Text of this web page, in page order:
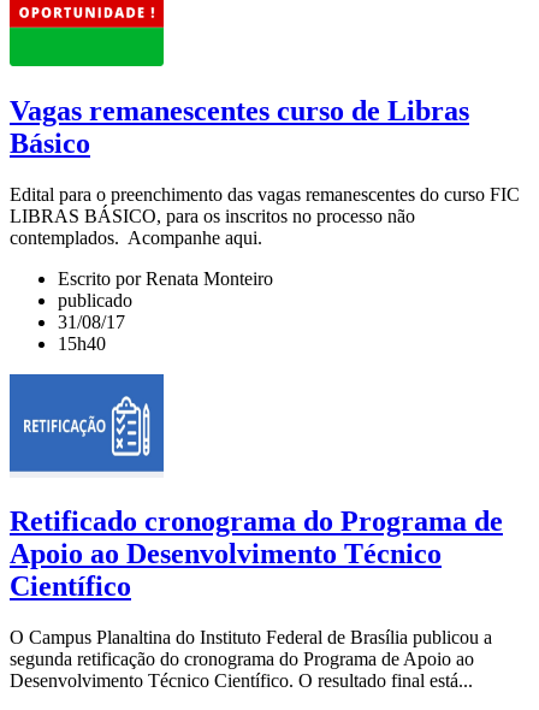
Vagas remanescentes curso de Libras
Básico
Edital para o preenchimento das vagas remanescentes do curso FIC
LIBRAS BÁSICO, para os inscritos no processo não
contemplados. Acompanhe aqui.
Escrito por Renata Monteiro
publicado
31/08/17
15h40
Retificado cronograma do Programa de
Apoio ao Desenvolvimento Técnico
Científico
O Campus Planaltina do Instituto Federal de Brasília publicou a
segunda retificação do cronograma do Programa de Apoio ao
Desenvolvimento Técnico Científico. O resultado final está...